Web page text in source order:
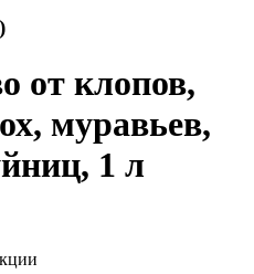
от клопов,
муравьев,
1 л